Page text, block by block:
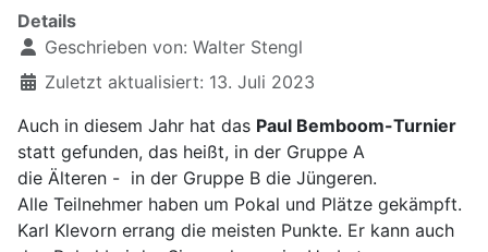
Details
Geschrieben von: Walter Stengl
Zuletzt aktualisiert: 13. Juli 2023
Auch in diesem Jahr hat das Paul Bemboom-Turnier
statt gefunden, das heißt, in der Gruppe A
die Älteren - in der Gruppe B die Jüngeren.
Alle Teilnehmer haben um Pokal und Plätze gekämpft.
Karl Klevorn errang die meisten Punkte. Er kann auch